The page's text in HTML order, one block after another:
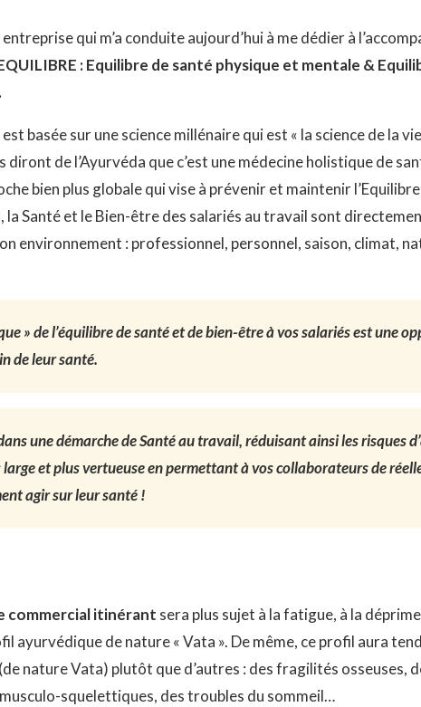
qui m’a conduite aujourd’hui à me dédier à
: Equilibre de santé physique et mentale &
basée sur une science millénaire qui est « la science de la
de l’Ayurvéda que c’est une médecine holistique de
bien plus globale qui vise à prévenir et maintenir
Santé et le Bien-être des salariés au travail sont
environnement : professionnel, personnel, saison, climat,
» de l’équilibre de santé et de bien-être à vos salariés est une
de leur santé.
une démarche de Santé au travail, réduisant ainsi les risques
large etplusvertueuse en permettant à vos collaborateurs de
agir sur leur santé !
commercial itinérant sera plus sujet à la fatigue, à la
ayurvédique de nature « Vata ». De même, ce profil aura
nature Vata) plutôt que d’autres : des fragilités osseuses,
squelettiques, des troubles du sommeil…